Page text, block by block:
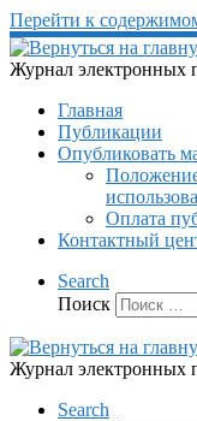
Перейти к
Журнал электронных
Главная
Публикации
Опубликовать
Оплата
Контактный
Search
Поиск
Журнал электронных
Search